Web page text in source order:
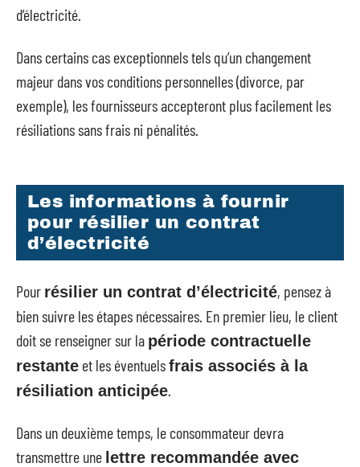
d’électricité.
Dans certains cas exceptionnels tels qu’un changement
majeur dans vos conditions personnelles (divorce, par
exemple), les fournisseurs accepteront plus facilement les
résiliations sans frais ni pénalités.
Les informations à fournir
pour résilier un contrat
d’électricité
Pour résilier un contrat d’électricité, pensez à
bien suivre les étapes nécessaires. En premier lieu, le client
doit se renseigner sur la période contractuelle
restante et les éventuelsfrais associés à la
résiliation anticipée
Dans un deuxième temps, le consommateur devra
transmettre une lettre recommandée avec